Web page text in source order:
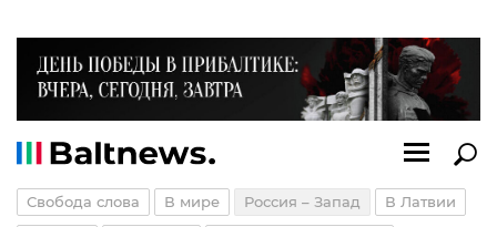
Свобода слова В мире Россия – Запад В Латвии